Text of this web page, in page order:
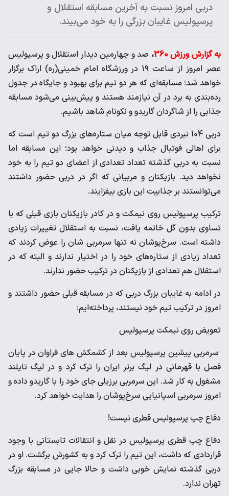
دربی امروز نسبت به آخرین مسابقه استقلال و
پرسپولیس غایبان بزرگی را به خود می‌بیند.
به گزارش ورزش 360 ، صد و چهارمین دیدار استقلال و پرسپولیس
عصر امروز از ساعت ۱۹ در ورزشگاه امام خمینی(ره) اراک برگزار
خواهد شد؛ مسابقه‌ای که هر دو تیم برای بهبود و جایگاه در جدول
رده‌بندی به برد در آن نیازمند هستند و پیش‌بینی می‌شود مسابقه
جذابی را از شاگردان گاریدو و نکونام شاهد باشیم.
دربی 104 نبردی قابل توجه میان ستاره‌های بزرگ دو تیم است که
برای اهالی فوتبال جذاب و دیدنی خواهد بود؛ این مسابقه اما
نسبت به دربی گذشته تعداد تعدادی از اعضای دو تیم را به خود
نخواهد دید. بازیکنان و مربیانی که اگر در دربی حضور داشتند
می‌توانستند بر جذابیت این بازی بیفزایند.
ترکیب پرسپولیس روی نیمکت و در کادر بازیکنان بازی قبلی که با
تساوی بدون گل خاتمه یافت، نسبت به استقلال تغییرات زیادی
داشته است. سرخ‌پوشان نه تنها سرمربی شان را عوض کردند که
تعداد زیادی از ستاره‌های خود را در اختیار ندارند و البته که در
استقلال هم تعدادی از بازیکنان در ترکیب حضور ندارند.
در ادامه به غایبان بزرگ دربی که در مسابقه قبلی حضور داشتند و
امروز در ترکیب تیم خود نیستند، پرداخته‌ایم:
تعویض روی نیمکت پرسپولیس
سرمربی پیشین پرسپولیس بعد از کشمکش های فراوان در پایان
فصل با قهرمانی در لیگ برتر ایران را ترک کرد و در لیگ تایلند
مشغول به کار شد. این سرمربی برزیلی جای خود را با گاریدو داده و
امروز سرمربی اسپانیایی سرخ‌پوشان را هدایت خواهد کرد.
دفاع چپ پرسپولیس قطری نیست!
دفاع چپ قطری پرسپولیس در نقل و انتقالات تابستانی با وجود
قراردادی که داشت، این تیم را ترک کرد و به کشورش برگشت. او در
دربی گذشته نمایش خوبی داشت و حالا جایی در مسابقه بزرگ
تهران ندارد.